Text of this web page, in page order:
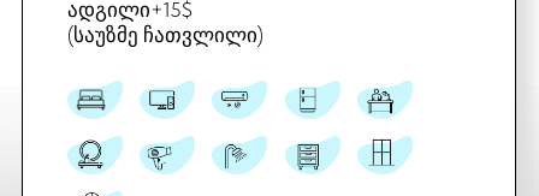
ᲡᲢᲐᲜᲓᲐᲠᲢᲣᲚᲘ ᲜᲝᲛᲠᲔᲑᲘ ᲝᲠ
ᲐᲓᲐᲛᲘᲐᲜᲖᲔ ᲞᲘᲠᲕᲔᲚ